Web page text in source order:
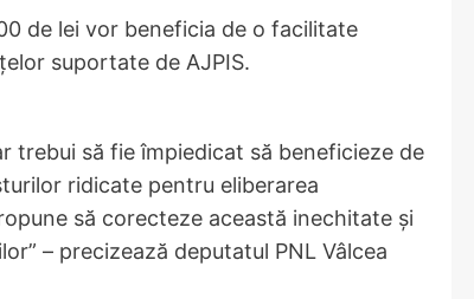
de lei vor beneficia de o facilitate
suportate de AJPIS.
trebui să fie împiedicat să beneficieze de
ridicate pentru eliberarea
să corecteze această inechitate și
– precizează deputatul PNL Vâlcea